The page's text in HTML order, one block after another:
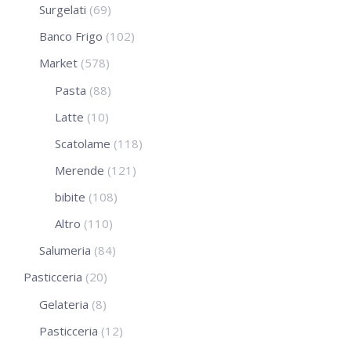
Surgelati (69)
Banco Frigo (102)
Market (578)
Pasta (88)
Latte (10)
Scatolame (118)
Merende (121)
bibite (108)
Altro (110)
Salumeria (84)
Pasticceria (20)
Gelateria (8)
Pasticceria (12)